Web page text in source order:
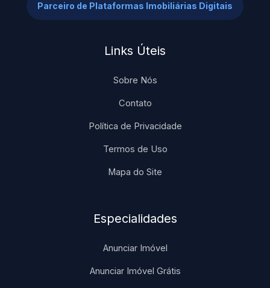
Parceiro de Plataformas Imobiliárias Digitais
Links Úteis
Sobre Nós
Contato
Política de Privacidade
Termos de Uso
Mapa do Site
Especialidades
Anunciar Imóvel
Anunciar Imóvel Grátis